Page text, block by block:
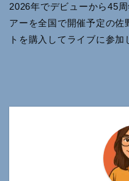
2026年でデビューから45
アーを全国で開催予定の佐
トを購入してライブに参加